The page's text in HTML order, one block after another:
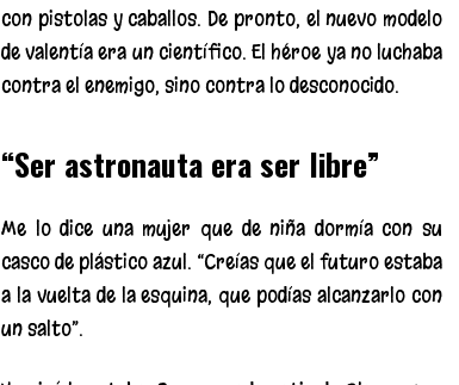
con pistolas y caballos. De pronto, el nuevo modelo
de valentía era un científico. El héroe ya no luchaba
contra el enemigo, sino contra lo desconocido.
“Ser astronauta era ser libre”
Me lo dice una mujer que de niña dormía con su
casco de plástico azul. “Creías que el futuro estaba
a la vuelta de la esquina, que podías alcanzarlo con
un salto”.